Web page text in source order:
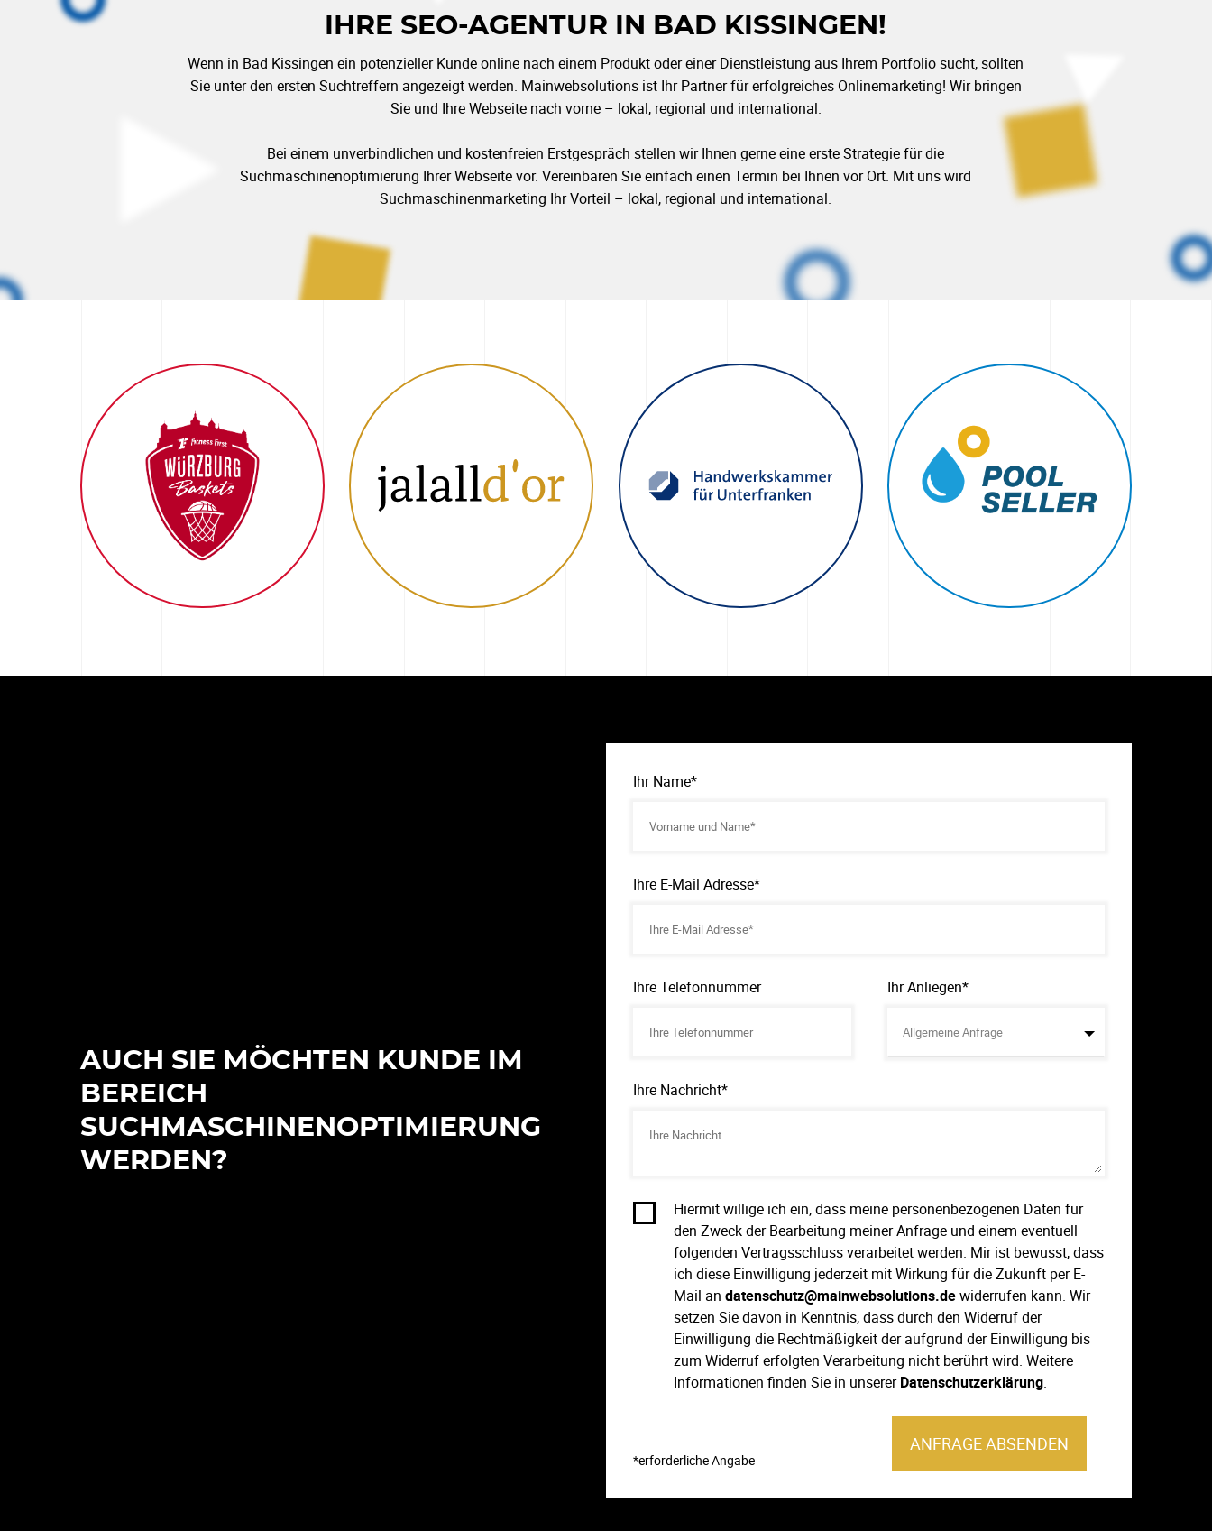
IHRE SEO-AGENTUR IN BAD KISSINGEN!
Wenn in Bad Kissingen ein potenzieller Kunde online nach einem Produkt oder einer Dienstleistung aus Ihrem Portfolio sucht, sollten
Sie unter den ersten Suchtreffern angezeigt werden. Mainwebsolutions ist Ihr Partner für erfolgreiches Onlinemarketing! Wir bringen
Sie und Ihre Webseite nach vorne – lokal, regional und international.
Bei einem unverbindlichen und kostenfreien Erstgespräch stellen wir Ihnen gerne eine erste Strategie für die
Suchmaschinenoptimierung Ihrer Webseite vor. Vereinbaren Sie einfach einen Termin bei Ihnen vor Ort. Mit uns wird
Suchmaschinenmarketing Ihr Vorteil – lokal, regional und international.
AUCH SIE MÖCHTEN KUNDE IM
BEREICH
SUCHMASCHINENOPTIMIERUNG
WERDEN?
Ihr Name*
Ihre E-Mail Adresse*
Ihre Telefonnummer Ihr Anliegen*
Allgemeine Anfrage
Ihre Nachricht*
Hiermit willige ich ein, dass meine personenbezogenen Daten für
den Zweck der Bearbeitung meiner Anfrage und einem eventuell
folgenden Vertragsschluss verarbeitet werden. Mir ist bewusst, dass
ich diese Einwilligung jederzeit mit Wirkung für die Zukunft per E-
Mail an datenschutz@mainwebsolutions.dewiderrufen kann. Wir
setzen Sie davon in Kenntnis, dass durch den Widerruf der
Einwilligung die Rechtmäßigkeit der aufgrund der Einwilligung bis
zum Widerruf erfolgten Verarbeitung nicht berührt wird. Weitere
Informationen finden Sie in unsererDatenschutzerklärung.
*erforderliche Angabe
ANFRAGE ABSENDEN